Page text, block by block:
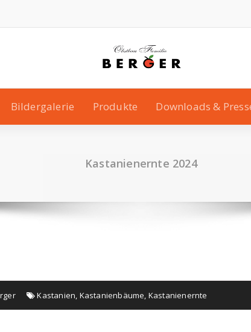
Bildergalerie Produkte Downloads &
Kastanienernte 2024
Kastanien, Kastanienbäume, Kastanienernte